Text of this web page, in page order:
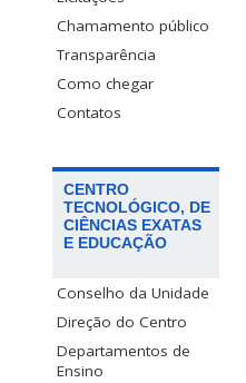
Chamamento público
Transparência
Como chegar
Contatos
CENTRO
TECNOLÓGICO, DE
CIÊNCIAS EXATAS
E EDUCAÇÃO
Conselho da Unidade
Direção do Centro
Departamentos de
Ensino